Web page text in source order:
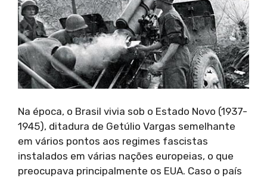
Na época, o Brasil vivia sob o Estado Novo (1937-
1945), ditadura de Getúlio Vargas semelhante
em vários pontos aos regimes fascistas
instalados em várias nações europeias, o que
preocupava principalmente os EUA. Caso o país